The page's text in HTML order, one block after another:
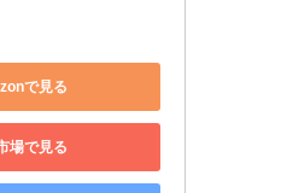
で見る
場で見る